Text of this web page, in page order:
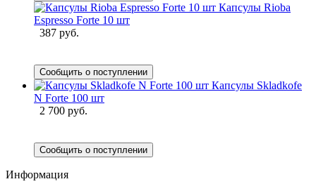
Капсулы Rioba
Espresso Forte 10 шт
387 руб.
Сообщить о поступлении
Капсулы Skladkofe
N Forte 100 шт
2 700 руб.
Сообщить о поступлении
Информация